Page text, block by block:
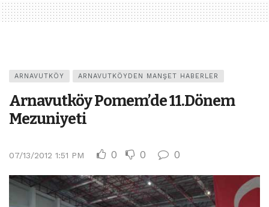
ARNAVUTKÖY ARNAVUTKÖYDEN MANŞET HABERLER
Arnavutköy Pomem’de 11.Dönem
Mezuniyeti
07/13/2012 1:51 PM 0 0 0